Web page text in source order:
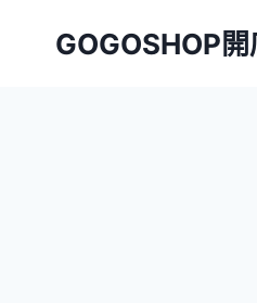
GOGOSHOP